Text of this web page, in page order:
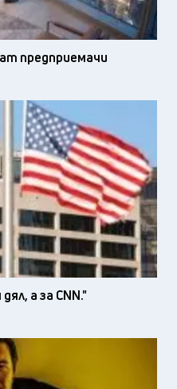
предприемачи
а за CNN."